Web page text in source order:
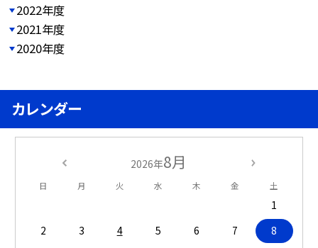
2022年度
2021年度
2020年度
カレンダー
2026年8月
日 月 火 水 木 金 土
1
2
3 4 5 6 7
8